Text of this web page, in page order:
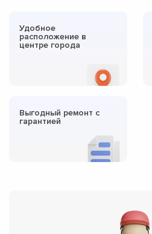
Удобное
расположение в
центре города
Выгодный ремонт с
гарантией